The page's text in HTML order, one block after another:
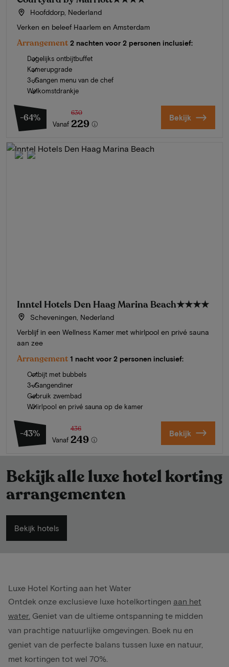
Hoofddorp, Nederland
Verken en beleef Haarlem en Amsterdam
Arrangement 2 nachten voor 2 personen inclusief:
Dagelijks ontbijtbuffet
Kamerupgrade
3-Gangen menu van de chef
Welkomstdrankje
-64%
Vanaf
630
229 Bekijk
Inntel Hotels Den Haag Marina Beach★★★★
Scheveningen, Nederland
Verblijf in een Wellness Kamer met whirlpool en privé sauna
aan zee
Arrangement 1 nacht voor 2 personen inclusief:
Ontbijt met bubbels
3-Gangendiner
Gebruik zwembad
Whirlpool en privé sauna op de kamer
-43%
Vanaf
436
249 Bekijk
Bekijk alle luxe hotel korting
arrangementen
Bekijk hotels
Luxe Hotel Korting aan het Water
Ontdek onze exclusieve luxe hotelkortingen aan het
water. Geniet van de ultieme ontspanning te midden
van prachtige natuurlijke omgevingen. Boek nu en
geniet van de perfecte balans tussen luxe en natuur,
met kortingen tot wel 70%.